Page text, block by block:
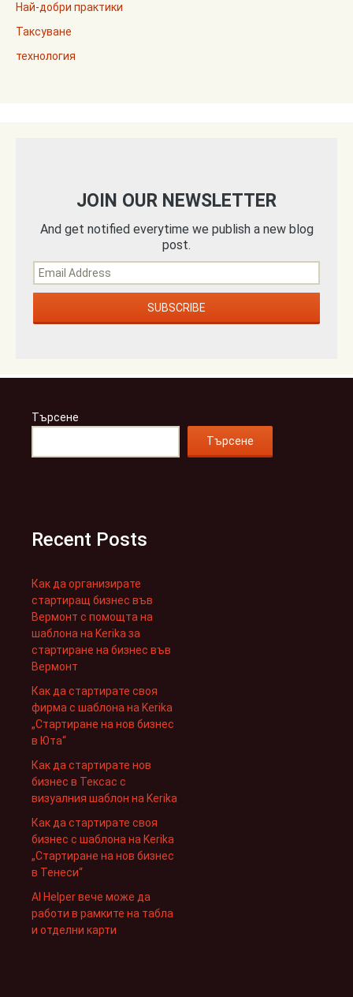
Най-добри практики
Таксуване
технология
JOIN OUR NEWSLETTER
And get notified everytime we publish a new blog
post.
Търсене
Търсене
Recent Posts
Как да организирате
стартиращ бизнес във
Вермонт с помощта на
шаблона на Kerika за
стартиране на бизнес във
Вермонт
Как да стартирате своя
фирма с шаблона на Kerika
„Стартиране на нов бизнес
в Юта“
Как да стартирате нов
бизнес в Тексас с
визуалния шаблон на Kerika
Как да стартирате своя
бизнес с шаблона на Kerika
„Стартиране на нов бизнес
в Тенеси“
AI Helper вече може да
работи в рамките на табла
и отделни карти